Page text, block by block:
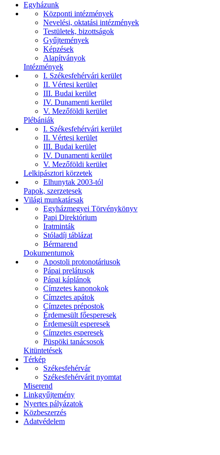
Egyházunk
Központi intézmények
Nevelési, oktatási intézmények
Testületek, bizottságok
Gyűjtemények
Képzések
Alapítványok
Intézmények
I. Székesfehérvári kerület
II. Vértesi kerület
III. Budai kerület
IV. Dunamenti kerület
V. Mezőföldi kerület
Plébániák
I. Székesfehérvári kerület
II. Vértesi kerület
III. Budai kerület
IV. Dunamenti kerület
V. Mezőföldi kerület
Lelkipásztori körzetek
Elhunytak 2003-tól
Papok, szerzetesek
Világi munkatársak
Egyházmegyei Törvénykönyv
Papi Direktórium
Iratminták
Stóladíj táblázat
Bérmarend
Dokumentumok
Apostoli protonotáriusok
Pápai prelátusok
Pápai káplánok
Címzetes kanonokok
Címzetes apátok
Címzetes prépostok
Érdemesült főesperesek
Érdemesült esperesek
Címzetes esperesek
Püspöki tanácsosok
Kitüntetések
Térkép
Székesfehérvár
Székesfehérvárit nyomtat
Miserend
Linkgyűjtemény
Nyertes pályázatok
Közbeszerzés
Adatvédelem